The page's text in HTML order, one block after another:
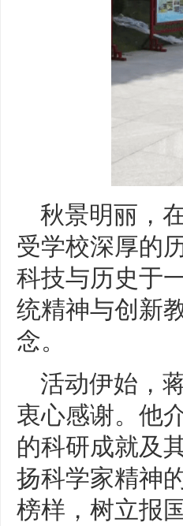
秋景明丽，
受学校深厚的
科技与历史于
统精神与创新
念。
活动伊始，
衷心感谢。他
的科研成就及
扬科学家精神
榜样，树立报